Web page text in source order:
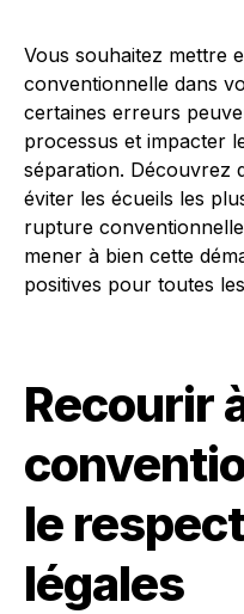
Vous souhaitez mettre
conventionnelle dans
certaines erreurs
processus et impacter
séparation. Découvrez
éviter les écueils les
rupture
mener à bien cette
positives pour toutes
Recourir
le
légales